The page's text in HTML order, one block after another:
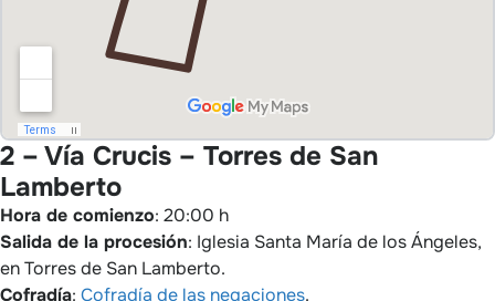
2 – Vía Crucis – Torres de San
Lamberto
Hora de comienzo: 20:00 h
Salida de la procesión: Iglesia Santa María de los Ángeles,
en Torres de San Lamberto.
Cofradía: Cofradía de las negaciones.